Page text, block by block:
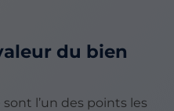
du bien
l’un des points les